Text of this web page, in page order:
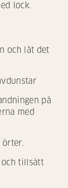
lock.
och låt det
på
med
örter.
tillsätt